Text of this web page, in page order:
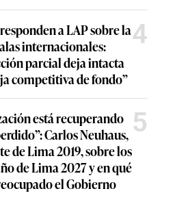
a LAP sobre la
internacionales:
parcial deja intacta
competitiva de fondo”
4
está recuperando
Carlos Neuhaus,
de Lima 2019, sobre los
de Lima 2027 y en qué
el Gobierno
5